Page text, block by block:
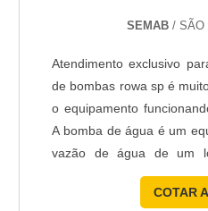
SEMAB / SÃO
Atendimento exclusivo
de bombas rowa sp é
o equipamento
A bomba de água é um
vazão de água de um
responsável por evitar a
fazer uma reservaCOTAR